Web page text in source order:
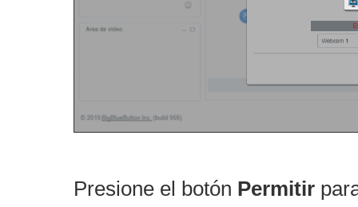
Presione el botón Permitir